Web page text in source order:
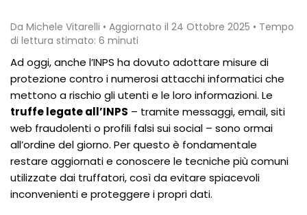
Da Michele Vitarelli • Aggiornato il 24 Ottobre 2025 • Tempo
di lettura stimato: 6 minuti
Ad oggi, anche l’INPS ha dovuto adottare misure di
protezione contro i numerosi attacchi informatici che
mettono a rischio gli utenti e le loro informazioni. Le
truffe legate all’INPS – tramite messaggi, email, siti
web fraudolenti o profili falsi sui social – sono ormai
all’ordine del giorno. Per questo è fondamentale
restare aggiornati e conoscere le tecniche più comuni
utilizzate dai truffatori, così da evitare spiacevoli
inconvenienti e proteggere i propri dati.